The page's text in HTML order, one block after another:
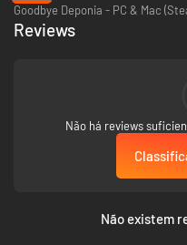
Goodbye Deponia - PC & Mac
Reviews
Não há reviews
Não existem